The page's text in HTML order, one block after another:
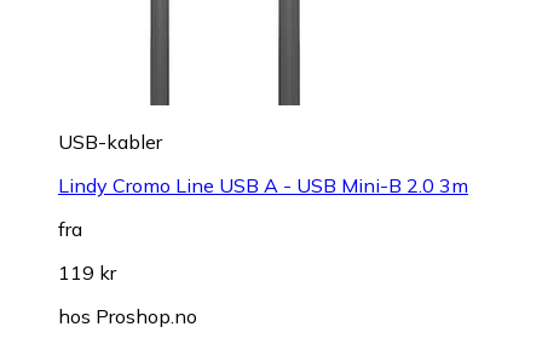
USB-kabler
Lindy Cromo Line USB A - USB Mini-B 2.0 3m
fra
119 kr
hos Proshop.no